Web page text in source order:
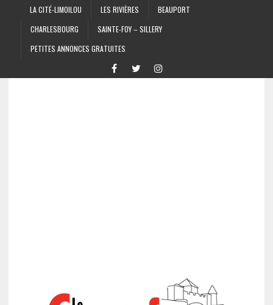
LA CITÉ-LIMOILOU LES RIVIÈRES
BEAUPORT
CHARLESBOURG
SAINTE-FOY – SILLERY
PETITES ANNONCES GRATUITES